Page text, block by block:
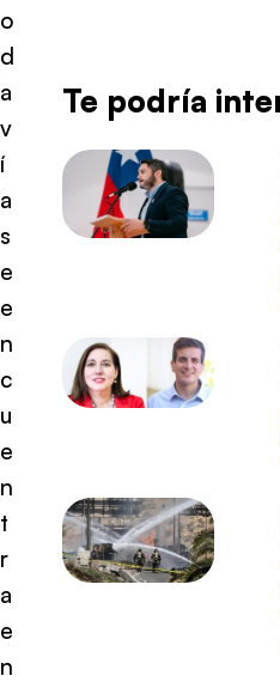
o
d
a
v
í
a
s
e
e
n
c
u
e
n
t
r
a
e
n
Te podría